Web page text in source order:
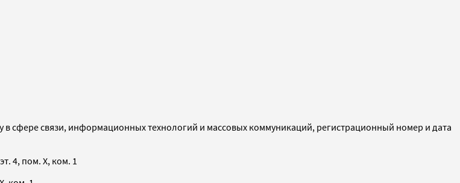
сфере связи, информационных технологий и массовых коммуникаций, регистрационный номер и дата
4, пом. X, ком. 1